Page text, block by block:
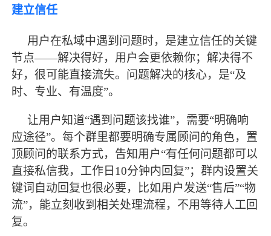
建立信任
用户在私域中遇到问题时，是建立信任的关键
节点——解决得好，用户会更依赖你；解决得不
好，很可能直接流失。问题解决的核心，是“及
时、专业、有温度”。
让用户知道“遇到问题该找谁”，需要“明确响
应途径”。每个群里都要明确专属顾问的角色，置
顶顾问的联系方式，告知用户“有任何问题都可以
直接私信我，工作日10分钟内回复”；群内设置关
键词自动回复也很必要，比如用户发送“售后”“物
流”，能立刻收到相关处理流程，不用等待人工回
复。